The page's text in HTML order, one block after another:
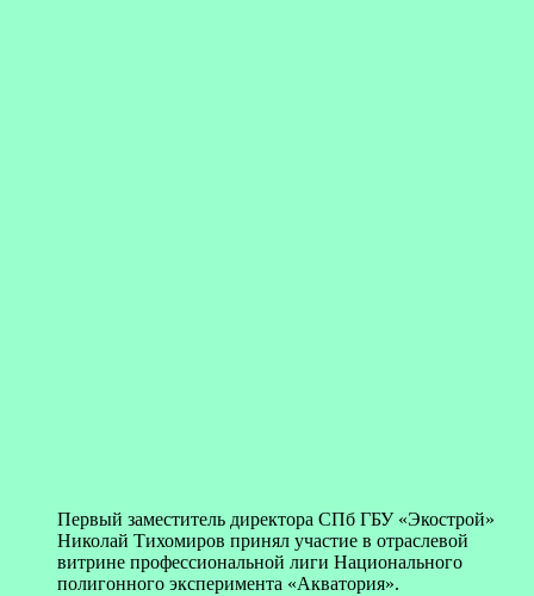
Первый заместитель директора СПб ГБУ «Экострой»
Николай Тихомиров принял участие в отраслевой
витрине профессиональной лиги Национального
полигонного эксперимента «Акватория».